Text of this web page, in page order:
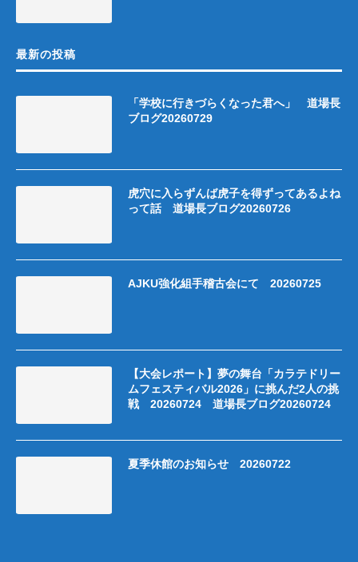
最新の投稿
「学校に行きづらくなった君へ」 道場長
ブログ20260729
虎穴に入らずんば虎子を得ずってあるよね
って話 道場長ブログ20260726
AJKU強化組手稽古会にて 20260725
【大会レポート】夢の舞台「カラテドリー
ムフェスティバル2026」に挑んだ2人の挑
戦 20260724 道場長ブログ20260724
夏季休館のお知らせ 20260722